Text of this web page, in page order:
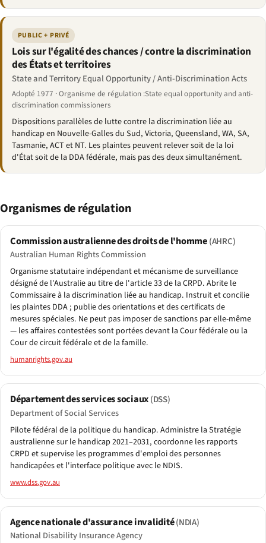
PUBLIC + PRIVÉ
Lois sur l'égalité des chances / contre la discrimination
des États et territoires
State and Territory Equal Opportunity / Anti-Discrimination Acts
Adopté 1977 · Organisme de régulation :State equal opportunity and anti-
discrimination commissioners
Dispositions parallèles de lutte contre la discrimination liée au
handicap en Nouvelle-Galles du Sud, Victoria, Queensland, WA, SA,
Tasmanie, ACT et NT. Les plaintes peuvent relever soit de la loi
d'État soit de la DDA fédérale, mais pas des deux simultanément.
Organismes de régulation
Commission australienne des droits de l'homme(AHRC)
Australian Human Rights Commission
Organisme statutaire indépendant et mécanisme de surveillance
désigné de l'Australie au titre de l'article 33 de la CRPD. Abrite le
Commissaire à la discrimination liée au handicap. Instruit et concilie
les plaintes DDA ; publie des orientations et des certificats de
mesures spéciales. Ne peut pas imposer de sanctions par elle-même
— les affaires contestées sont portées devant la Cour fédérale ou la
Cour de circuit fédérale et de la famille.
humanrights.gov.au
Département des services sociaux(DSS)
Department of Social Services
Pilote fédéral de la politique du handicap. Administre la Stratégie
australienne sur le handicap 2021–2031, coordonne les rapports
CRPD et supervise les programmes d'emploi des personnes
handicapées et l'interface politique avec le NDIS.
www.dss.gov.au
Agence nationale d'assurance invalidité(NDIA)
National Disability Insurance Agency